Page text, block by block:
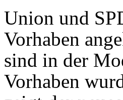
Union und
Vorhaben
sind in der
Vorhaben